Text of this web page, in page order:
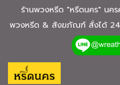
ร้านพวงหรีด "หรีดนคร" นคร
พวงหรีด & สังฆภัณฑ์ สั่งได้